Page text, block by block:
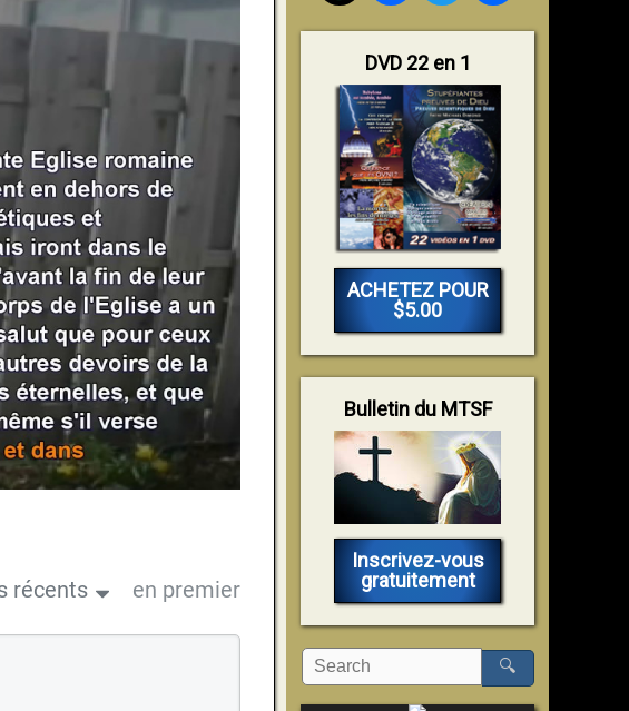
récents en premier
DVD 22 en 1
ACHETEZ POUR
$5.00
Bulletin du MTSF
Inscrivez-vous
gratuitement
🔍